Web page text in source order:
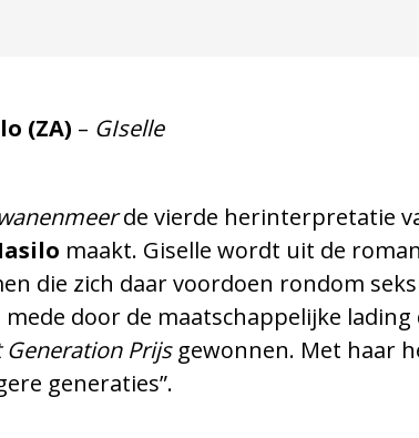
(ZA) – GIselle
de vierde herinterpretatie
maakt. Giselle wordt uit de
die zich daar voordoen rondom
door de maatschappelijke
Generation Prijs gewonnen. Met haar
generaties”.